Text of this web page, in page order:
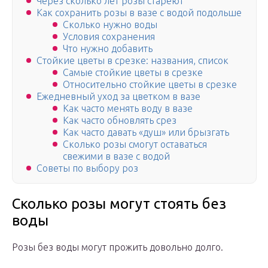
Как сохранить розы в вазе с водой подольше
Сколько нужно воды
Условия сохранения
Что нужно добавить
Стойкие цветы в срезке: названия, список
Самые стойкие цветы в срезке
Относительно стойкие цветы в срезке
Ежедневный уход за цветком в вазе
Как часто менять воду в вазе
Как часто обновлять срез
Как часто давать «душ» или брызгать
Сколько розы смогут оставаться
свежими в вазе с водой
Советы по выбору роз
Сколько розы могут стоять без
воды
Розы без воды могут прожить довольно долго.